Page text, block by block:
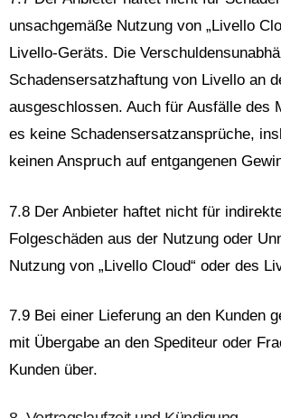
unsachgemäße Nutzung von „Livello
Livello-Geräts. Die
Schadensersatzhaftung von Livello an
ausgeschlossen. Auch für Ausfälle des
es keine Schadensersatzansprüche,
keinen Anspruch auf entgangenen
7.8 Der Anbieter haftet nicht für
Folgeschäden aus der Nutzung oder
Nutzung von „Livello Cloud“ oder des
7.9 Bei einer Lieferung an den Kunden
mit Übergabe an den Spediteur oder
Kunden über.